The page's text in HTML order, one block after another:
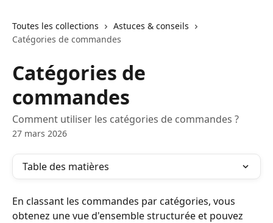
Toutes les collections
Astuces & conseils
Catégories de commandes
Catégories de
commandes
Comment utiliser les catégories de commandes ?
27 mars 2026
Table des matières
En classant les commandes par catégories, vous
obtenez une vue d'ensemble structurée et pouvez